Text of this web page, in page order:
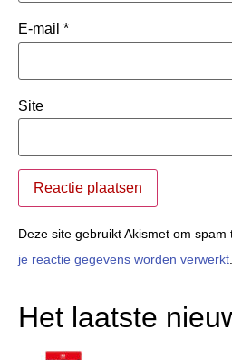
E-mail *
Site
Deze site gebruikt Akismet om spam
je reactie gegevens worden verwerkt
Het laatste